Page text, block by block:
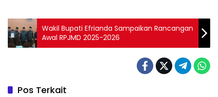
Wakil Bupati Efrianda Sampaikan Rancangan
Awal RPJMD 2025-2026
Pos Terkait